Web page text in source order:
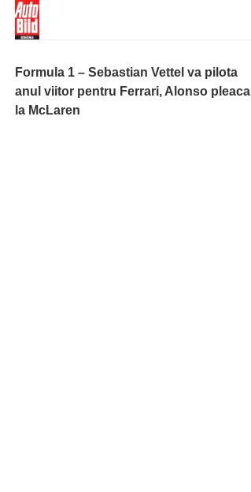
Formula 1 – Sebastian Vettel va pilota
anul viitor pentru Ferrari, Alonso pleaca
la McLaren